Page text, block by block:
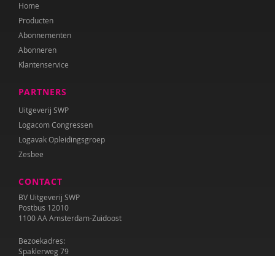
Home
Producten
Abonnementen
Abonneren
Klantenservice
PARTNERS
Uitgeverij SWP
Logacom Congressen
Logavak Opleidingsgroep
Zesbee
CONTACT
BV Uitgeverij SWP
Postbus 12010
1100 AA Amsterdam-Zuidoost
Bezoekadres:
Spaklerweg 79